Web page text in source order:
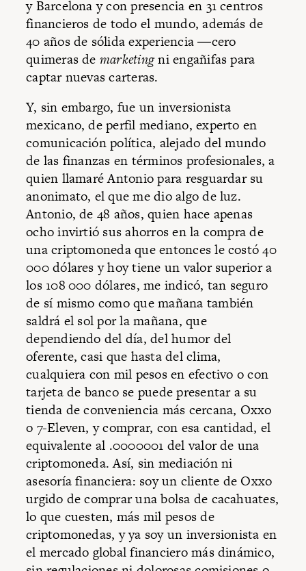
y Barcelona y con presencia en 31 centros
financieros de todo el mundo, además de
40 años de sólida experiencia ―cero
quimeras de marketingni engañifas para
captar nuevas carteras.
Y, sin embargo, fue un inversionista
mexicano, de perfil mediano, experto en
comunicación política, alejado del mundo
de las finanzas en términos profesionales, a
quien llamaré Antonio para resguardar su
anonimato, el que me dio algo de luz.
Antonio, de 48 años, quien hace apenas
ocho invirtió sus ahorros en la compra de
una criptomoneda que entonces le costó 40
000 dólares y hoy tiene un valor superior a
los 108 000 dólares, me indicó, tan seguro
de sí mismo como que mañana también
saldrá el sol por la mañana, que
dependiendo del día, del humor del
oferente, casi que hasta del clima,
cualquiera con mil pesos en efectivo o con
tarjeta de banco se puede presentar a su
tienda de conveniencia más cercana, Oxxo
o 7-Eleven, y comprar, con esa cantidad, el
equivalente al .0000001 del valor de una
criptomoneda. Así, sin mediación ni
asesoría financiera: soy un cliente de Oxxo
urgido de comprar una bolsa de cacahuates,
lo que cuesten, más mil pesos de
criptomonedas, y ya soy un inversionista en
el mercado global financiero más dinámico,